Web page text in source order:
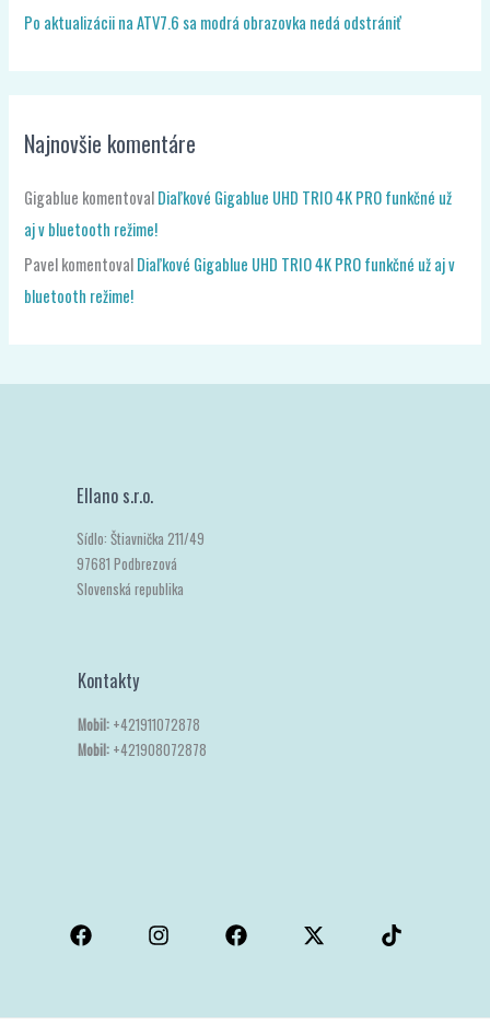
Po aktualizácii na ATV7.6 sa modrá obrazovka nedá odstrániť
Najnovšie komentáre
Gigablue komentovalDiaľkové Gigablue UHD TRIO 4K PRO funkčné už
aj v bluetooth režime!
PavelkomentovalDiaľkové Gigablue UHD TRIO 4K PRO funkčné už aj v
bluetooth režime!
Ellano s.r.o.
Sídlo: Štiavnička 211/49
97681 Podbrezová
Slovenská republika
Kontakty
Mobil: +421911072878
Mobil: +421908072878